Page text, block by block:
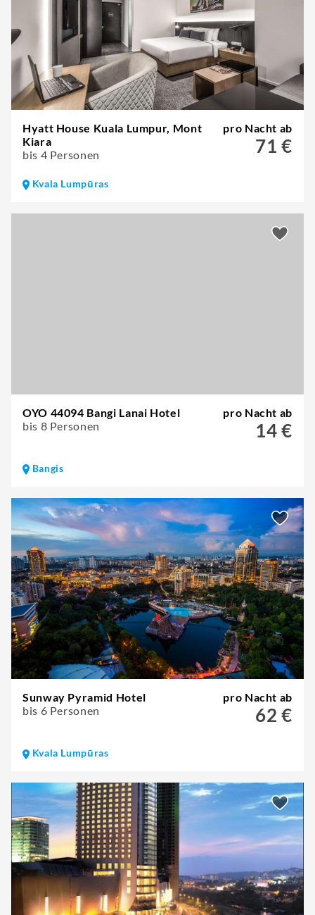
Hyatt House Kuala Lumpur, Mont
Kiara
bis 4 Personen
pro Nacht ab
71 €
Kvala Lumpūras
OYO 44094 Bangi Lanai Hotel
bis 8 Personen
pro Nacht ab
14 €
Bangis
Sunway Pyramid Hotel
bis 6 Personen
pro Nacht ab
62 €
Kvala Lumpūras